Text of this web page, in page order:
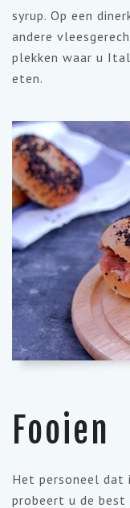
syrup. Op een
andere
plekken waar u
eten.
Fooien
Het personeel dat
probeert u de best